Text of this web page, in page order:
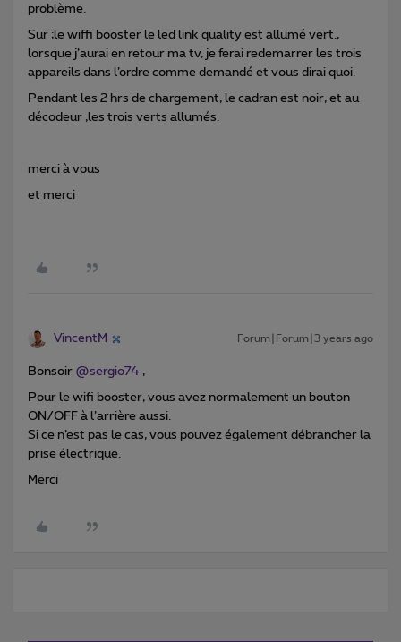
problème.
Sur ;le wiffi booster le led link quality est allumé vert.,
lorsque j’aurai en retour ma tv, je ferai redemarrer les trois
appareils dans l’ordre comme demandé et vous dirai quoi.
Pendant les 2 hrs de chargement, le cadran est noir, et au
décodeur ,les trois verts allumés.
merci à vous
et merci
VincentM Forum|Forum|3 years ago
Bonsoir @sergio74 ,
Pour le wifi booster, vous avez normalement un bouton
ON/OFF à l’arrière aussi.
Si ce n’est pas le cas, vous pouvez également débrancher la
prise électrique.
Merci